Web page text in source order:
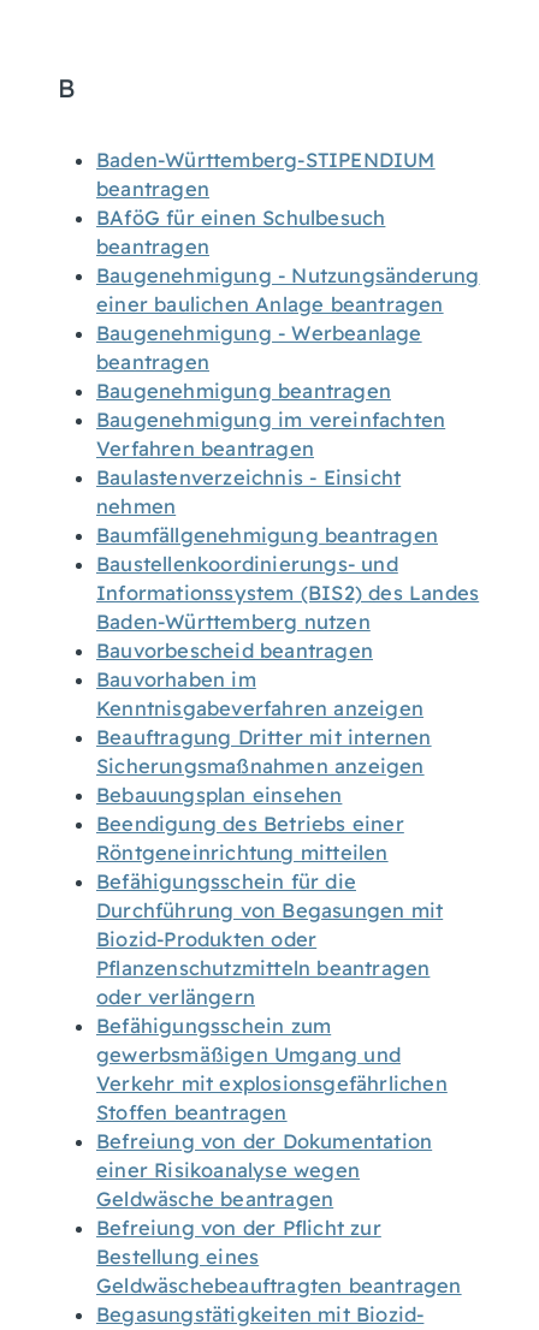
B
Baden-Württemberg-STIPENDIUM
beantragen
BAföG für einen Schulbesuch
beantragen
Baugenehmigung - Nutzungsänderung
einer baulichen Anlage beantragen
Baugenehmigung - Werbeanlage
beantragen
Baugenehmigung beantragen
Baugenehmigung im vereinfachten
Verfahren beantragen
Baulastenverzeichnis - Einsicht
nehmen
Baumfällgenehmigung beantragen
Baustellenkoordinierungs- und
Informationssystem (BIS2) des Landes
Baden-Württemberg nutzen
Bauvorbescheid beantragen
Bauvorhaben im
Kenntnisgabeverfahren anzeigen
Beauftragung Dritter mit internen
Sicherungsmaßnahmen anzeigen
Bebauungsplan einsehen
Beendigung des Betriebs einer
Röntgeneinrichtung mitteilen
Befähigungsschein für die
Durchführung von Begasungen mit
Biozid-Produkten oder
Pflanzenschutzmitteln beantragen
oder verlängern
Befähigungsschein zum
gewerbsmäßigen Umgang und
Verkehr mit explosionsgefährlichen
Stoffen beantragen
Befreiung von der Dokumentation
einer Risikoanalyse wegen
Geldwäsche beantragen
Befreiung von der Pflicht zur
Bestellung eines
Geldwäschebeauftragten beantragen
Begasungstätigkeiten mit Biozid-